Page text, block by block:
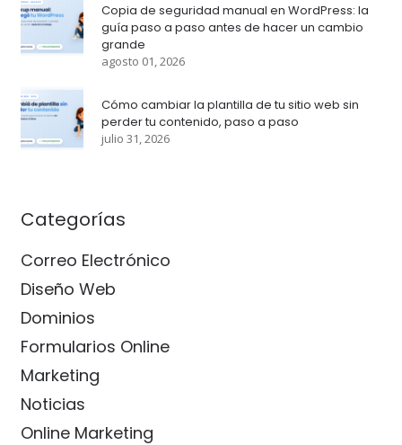
Copia de seguridad manual en WordPress: la
guía paso a paso antes de hacer un cambio
grande
agosto 01, 2026
Cómo cambiar la plantilla de tu sitio web sin
perder tu contenido, paso a paso
julio 31, 2026
Categorías
Correo Electrónico
Diseño Web
Dominios
Formularios Online
Marketing
Noticias
Online Marketing